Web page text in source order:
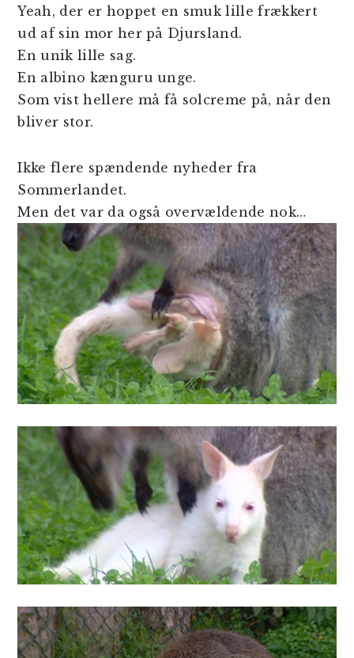
Yeah, der er hoppet en smuk lille frækkert
ud af sin mor her på Djursland.
En unik lille sag.
En albino kænguru unge.
Som vist hellere må få solcreme på, når den
bliver stor.
Ikke flere spændende nyheder fra
Sommerlandet.
Men det var da også overvældende nok…